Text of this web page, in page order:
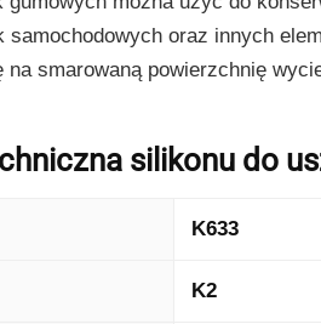
oraz innych
smarowaną powierzchnię
silikonu do
K633
K2